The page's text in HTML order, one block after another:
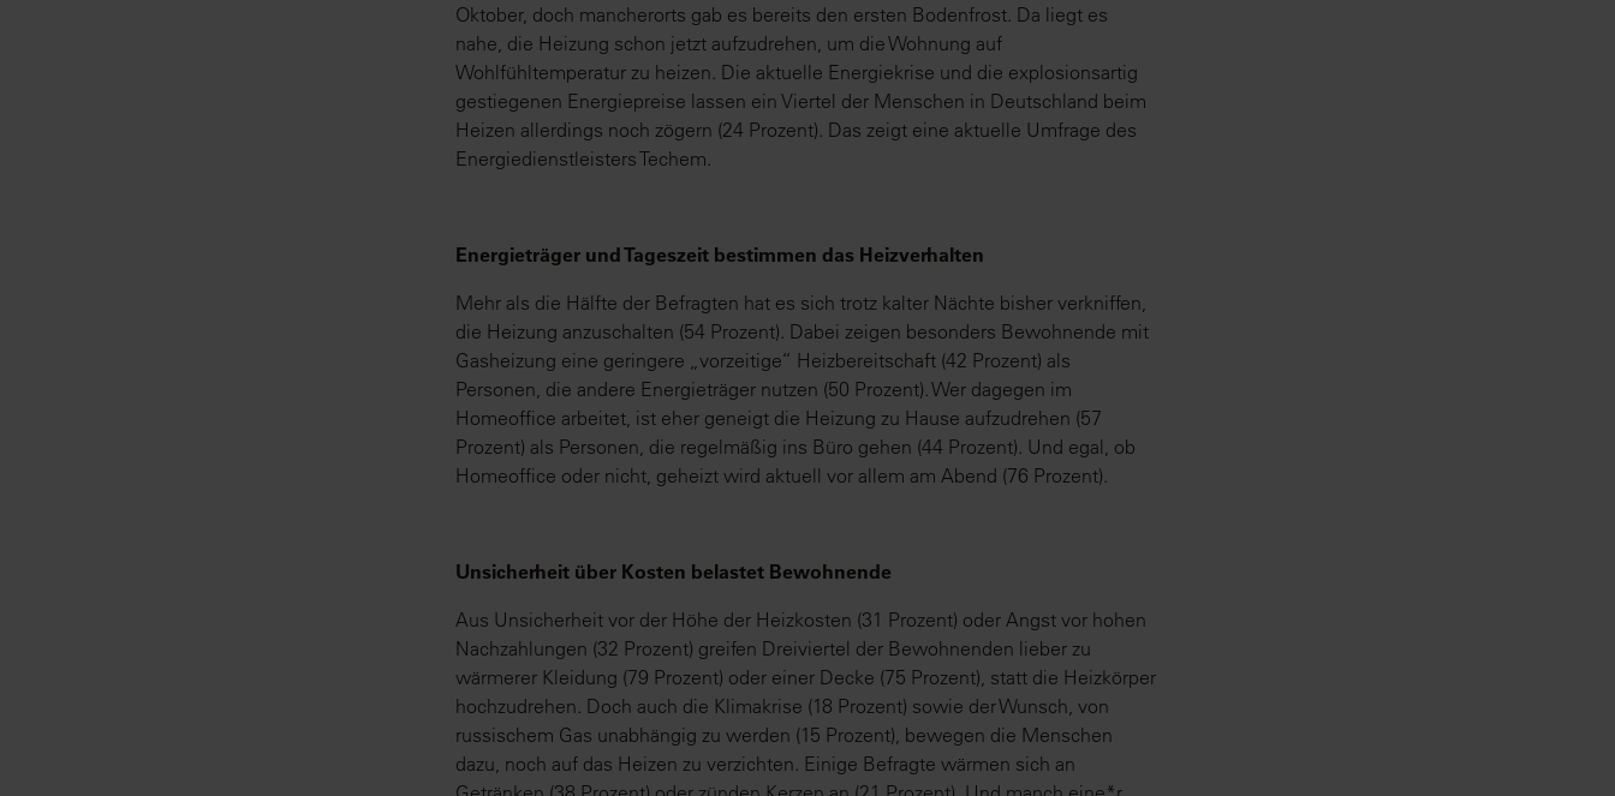
Oktober, doch mancherorts gab es bereits den ersten Bodenfrost. Da liegt es
nahe, die Heizung schon jetzt aufzudrehen, um die Wohnung auf
Wohlfühltemperatur zu heizen. Die aktuelle Energiekrise und die explosionsartig
gestiegenen Energiepreise lassen ein Viertel der Menschen in Deutschland beim
Heizen allerdings noch zögern (24 Prozent). Das zeigt eine aktuelle Umfrage des
Energiedienstleisters Techem.
Energieträger und Tageszeit bestimmen das Heizverhalten
Mehr als die Hälfte der Befragten hat es sich trotz kalter Nächte bisher verkniffen,
die Heizung anzuschalten (54 Prozent). Dabei zeigen besonders Bewohnende mit
Gasheizung eine geringere „vorzeitige“ Heizbereitschaft (42 Prozent) als
Personen, die andere Energieträger nutzen (50 Prozent). Wer dagegen im
Homeoffice arbeitet, ist eher geneigt die Heizung zu Hause aufzudrehen (57
Prozent) als Personen, die regelmäßig ins Büro gehen (44 Prozent). Und egal, ob
Homeoffice oder nicht, geheizt wird aktuell vor allem am Abend (76 Prozent).
Unsicherheit über Kosten belastet Bewohnende
Aus Unsicherheit vor der Höhe der Heizkosten (31 Prozent) oder Angst vor hohen
Nachzahlungen (32 Prozent) greifen Dreiviertel der Bewohnenden lieber zu
wärmerer Kleidung (79 Prozent) oder einer Decke (75 Prozent), statt die Heizkörper
hochzudrehen. Doch auch die Klimakrise (18 Prozent) sowie der Wunsch, von
russischem Gas unabhängig zu werden (15 Prozent), bewegen die Menschen
dazu, noch auf das Heizen zu verzichten. Einige Befragte wärmen sich an